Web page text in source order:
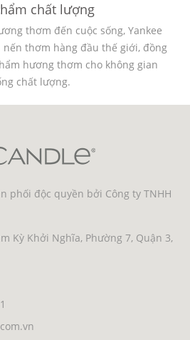
chất lượng
thơm đến cuộc sống, Yankee
thơm hàng đầu thế giới, đồng
hương thơm cho không gian
chất lượng.
phối độc quyền bởi Công ty TNHH
Kỳ Khởi Nghĩa, Phường 7, Quận 3,